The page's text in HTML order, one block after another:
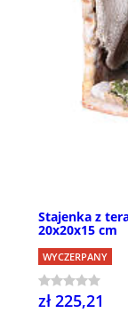
Stajenka z
20x20x15 cm
WYCZERPANY
zł 225,21